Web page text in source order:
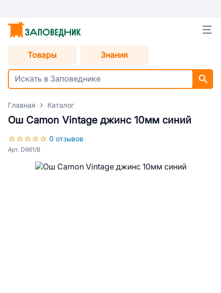
Товары Знания
Главная Каталог
Ош Camon Vintage джинс 10мм синий
0 отзывов
Арт. D661/B